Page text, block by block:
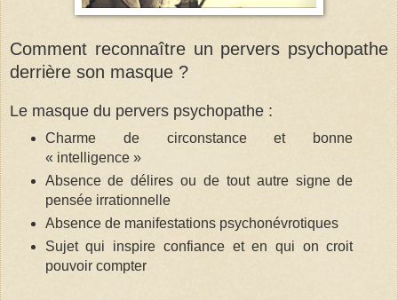
Comment reconnaître un pervers psychopathe
derrière son masque ?
Le masque du pervers psychopathe :
Charme de circonstance et bonne
« intelligence »
Absence de délires ou de tout autre signe de
pensée irrationnelle
Absence de manifestations psychonévrotiques
Sujet qui inspire confiance et en qui on croit
pouvoir compter